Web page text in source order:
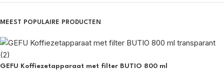
MEEST POPULAIRE PRODUCTEN
GEFU Koffiezetapparaat met filter BUTIO 800 ml